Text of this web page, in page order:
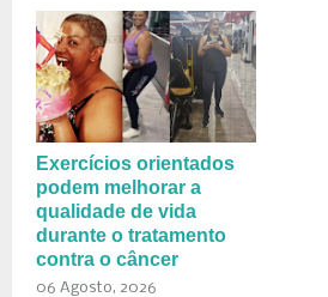
Exercícios orientados
podem melhorar a
qualidade de vida
durante o tratamento
contra o câncer
06 Agosto, 2026